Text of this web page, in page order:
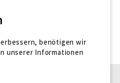
benötigen wir
unserer Informationen